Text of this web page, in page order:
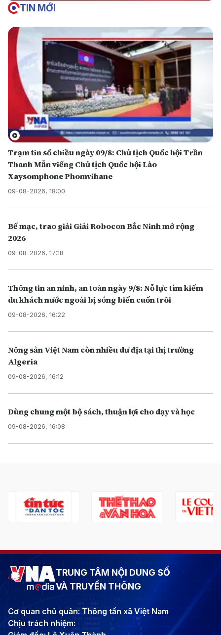
TIN MỚI
Trạm tin số chiều ngày 09/8: Chủ tịch Quốc hội Trần
Thanh Mẫn viếng Chủ tịch Quốc hội Lào
Xaysomphone Phomvihane
09-08-2026, 18:00
Bế mạc, trao giải Giải Robocon Bắc Ninh mở rộng
2026
09-08-2026, 17:18
Thông tin an ninh, an toàn ngày 9/8: Nỗ lực tìm kiếm
du khách nước ngoài bị sóng biển cuốn trôi
09-08-2026, 16:22
Nông sản Việt Nam còn nhiều dư địa tại thị trường
Algeria
09-08-2026, 16:12
Dùng chung một bộ sách, thuận lợi cho dạy và học
09-08-2026, 16:08
TRUNG TÂM NỘI DUNG SỐ
VÀ TRUYỀN THÔNG
Cơ quan chủ quản: Thông tấn xã Việt Nam
Chịu trách nhiệm: